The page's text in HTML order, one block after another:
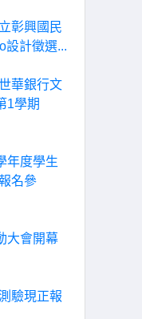
彰興國民
設計徵選...
華銀行文
1學期
年度學生
名參
大會開幕
驗現正報